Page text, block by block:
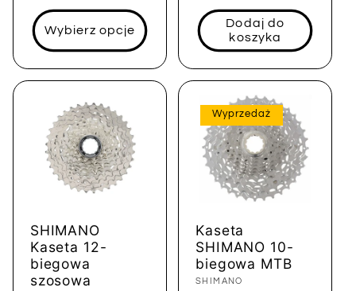
regularna
Wybierz opcje
regularna
Dodaj do
koszyka
SHIMANO
Kaseta 12-
biegowa
szosowa
Wyprzedaż
Kaseta
SHIMANO 10-
biegowa MTB
Dostawca:
SHIMANO